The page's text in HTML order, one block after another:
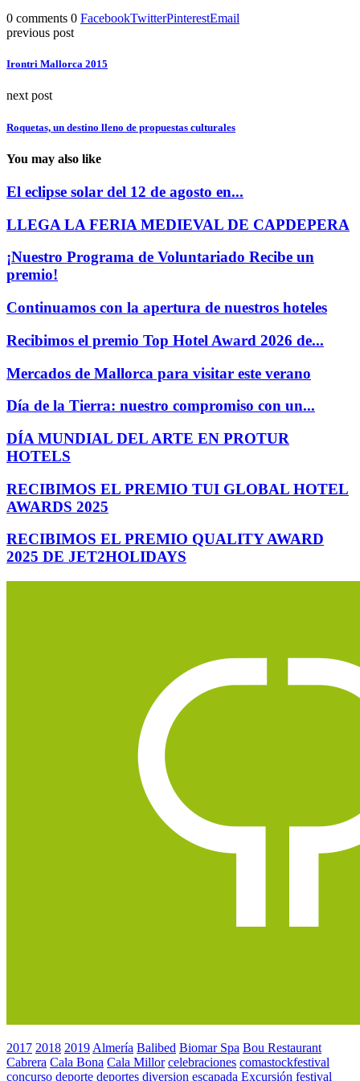
0 comments 0 FacebookTwitterPinterestEmail
previous post
Irontri Mallorca 2015
next post
Roquetas, un destino lleno de propuestas culturales
You may also like
El eclipse solar del 12 de agosto en...
LLEGA LA FERIA MEDIEVAL DE CAPDEPERA
¡Nuestro Programa de Voluntariado Recibe un
premio!
Continuamos con la apertura de nuestros hoteles
Recibimos el premio Top Hotel Award 2026 de...
Mercados de Mallorca para visitar este verano
Día de la Tierra: nuestro compromiso con un...
DÍA MUNDIAL DEL ARTE EN PROTUR
HOTELS
RECIBIMOS EL PREMIO TUI GLOBAL HOTEL
AWARDS 2025
RECIBIMOS EL PREMIO QUALITY AWARD
2025 DE JET2HOLIDAYS
2017 2018 2019 Almería Balibed Biomar Spa Bou Restaurant
Cabrera Cala Bona Cala Millor celebraciones comastockfestival
concurso deporte deportes diversion escapada Excursión festival